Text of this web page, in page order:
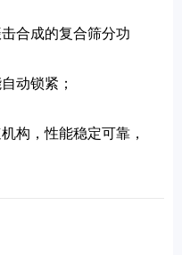
合成的复合筛分功
动锁紧；
构，性能稳定可靠，